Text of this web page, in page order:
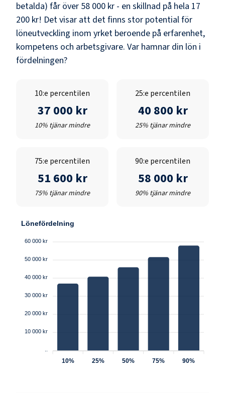
betalda) får över 58 000 kr - en skillnad på hela 17
200 kr! Det visar att det finns stor potential för
löneutveckling inom yrket beroende på erfarenhet,
kompetens och arbetsgivare. Var hamnar din lön i
fördelningen?
10:e percentilen
37 000 kr
10% tjänar mindre
25:e percentilen
40 800 kr
25% tjänar mindre
75:e percentilen
51 600 kr
75% tjänar mindre
90:e percentilen
58 000 kr
90% tjänar mindre
Lönefördelning
60 000 kr
50 000 kr
40 000 kr
30 000 kr
20 000 kr
10 000 kr
10% 25% 50% 75% 90%